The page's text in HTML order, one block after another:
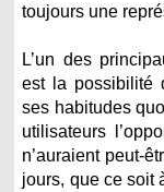
toujours une
L’un des
est la possibilité
ses habitudes
utilisateurs
n’auraient peut-
jours, que ce soit